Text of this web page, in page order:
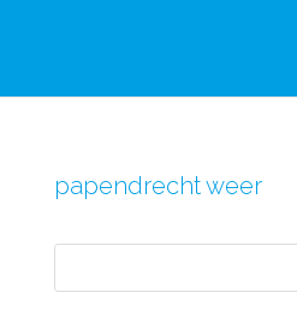
papendrecht weer